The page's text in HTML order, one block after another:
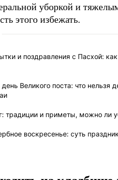
уборкой и
этого избежать.
и поздравления с Пасхой:
Великого поста: что нельзя
традиции и приметы, можно ли
воскресенье: суть